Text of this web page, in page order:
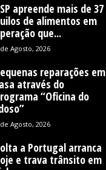
apreende mais de 37
de alimentos em
que...
Agosto, 2026
reparações em
através do
“Oficina do
Agosto, 2026
a Portugal arranca
e trava trânsito em